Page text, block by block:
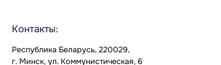
Контакты:
Республика Беларусь, 220029,
г. Минск, ул. Коммунистическая, 6